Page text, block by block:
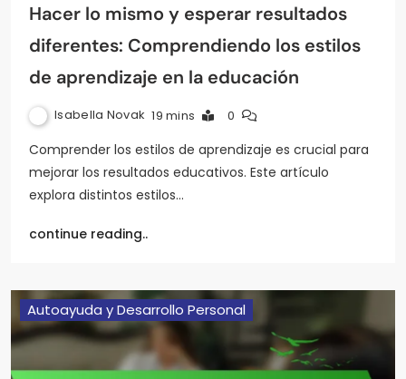
Hacer lo mismo y esperar resultados
diferentes: Comprendiendo los estilos
de aprendizaje en la educación
Isabella Novak 19 mins 0
Comprender los estilos de aprendizaje es crucial para
mejorar los resultados educativos. Este artículo
explora distintos estilos…
continue reading..
Autoayuda y Desarrollo Personal